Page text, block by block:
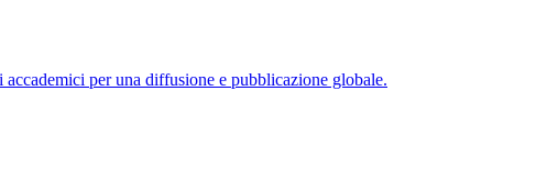
per una diffusione e pubblicazione globale.